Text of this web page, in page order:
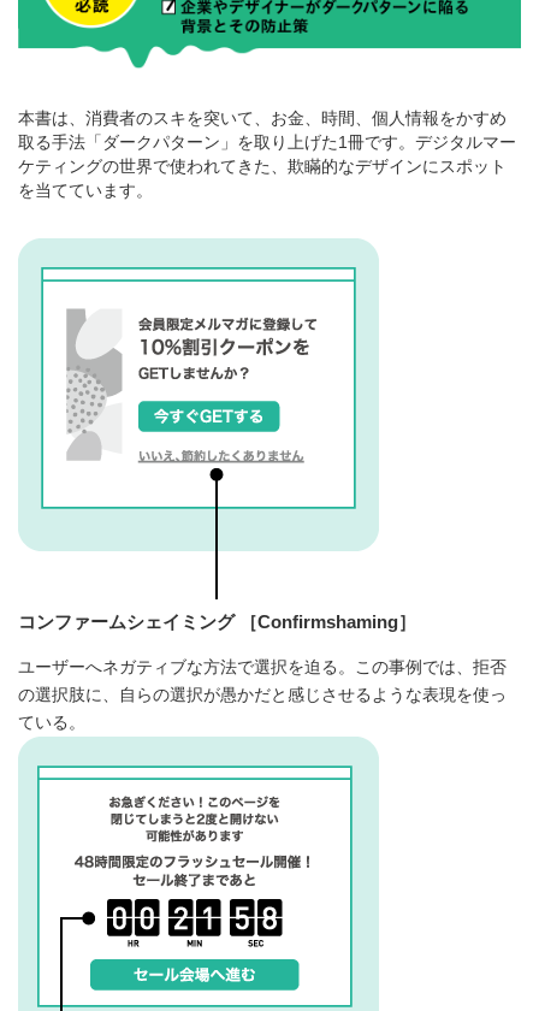
本書は、消費者のスキを突いて、お金、時間、個人情報をかすめ
取る手法「ダークパターン」を取り上げた1冊です。デジタルマー
ケティングの世界で使われてきた、欺瞞的なデザインにスポット
を当てています。
コンファームシェイミング ［Confirmshaming］
ユーザーへネガティブな方法で選択を迫る。この事例では、拒否
の選択肢に、自らの選択が愚かだと感じさせるような表現を使っ
ている。